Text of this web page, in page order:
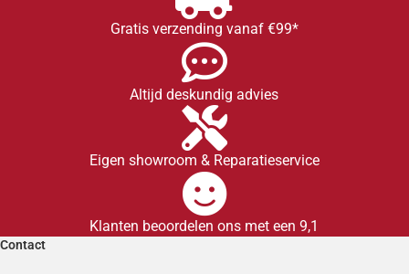
Gratis verzending vanaf €99*
Altijd deskundig advies
Eigen showroom & Reparatieservice
Klanten beoordelen ons met een 9,1
Contact